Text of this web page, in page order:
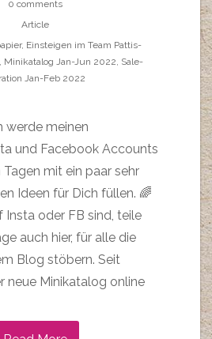
0 comments
Article
, Einsteigen im Team Pattis-
Minikatalog Jan-Jun 2022 Sale-
Jan-Feb 2022
werde meinen
und Facebook Accounts
mit ein paar sehr
Ideen für Dich füllen. 🌈
Insta oder FB sind, teile
auch hier, für alle die
Blog stöbern. Seit
neue Minikatalog online